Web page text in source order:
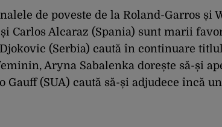
de poveste de la Roland-Garros și
Carlos Alcaraz (Spania) sunt marii
(Serbia) caută în continuare
Aryna Sabalenka dorește să-și
Gauff (SUA) caută să-și adjudece încă